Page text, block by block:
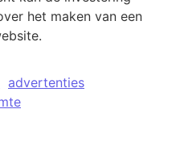
het maken van een
advertenties